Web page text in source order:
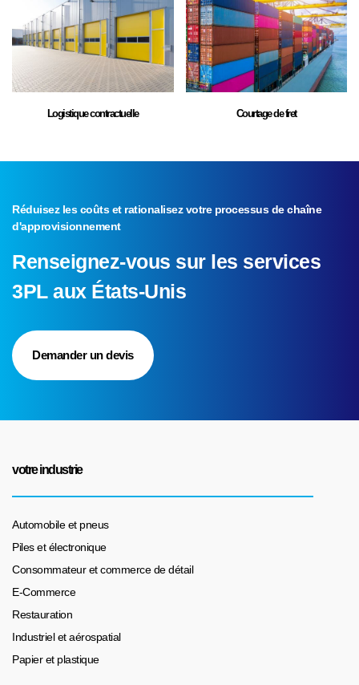
Logistique contractuelle Courtage de fret
Réduisez les coûts et rationalisez votre processus de chaîne
d'approvisionnement
Renseignez-vous sur les services
3PL aux États-Unis
Demander un devis
votre industrie
Automobile et pneus
Piles et électronique
Consommateur et commerce de détail
E-Commerce
Restauration
Industriel et aérospatial
Papier et plastique